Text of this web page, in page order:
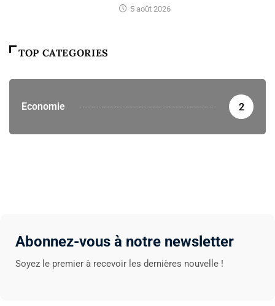
5 août 2026
TOP CATEGORIES
Economie 2
Abonnez-vous à notre newsletter
Soyez le premier à recevoir les dernières nouvelle !